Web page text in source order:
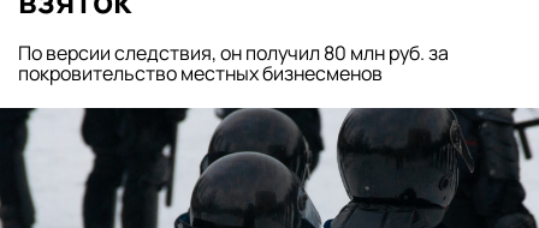
По версии следствия, он получил 80 млн руб. за
покровительство местных бизнесменов